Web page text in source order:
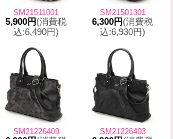
SM21511001
5,900円(消費税
込:6,490円)
SM21501301
6,300円(消費税
込:6,930円)
SM21226409 SM21226403